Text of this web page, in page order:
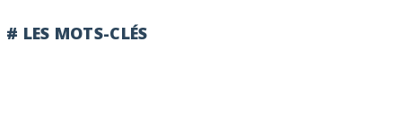
# LES MOTS-CLÉS